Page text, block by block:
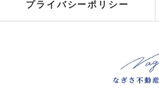
プライバシーポリシー